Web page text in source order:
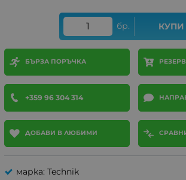
бр. КУПИ
БЪРЗА ПОРЪЧКА
+359 96 304 314
ДОБАВИ В ЛЮБИМИ
марка: Technik